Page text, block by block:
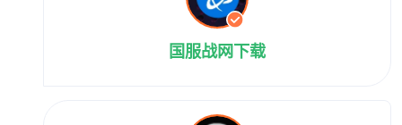
国服战网下载